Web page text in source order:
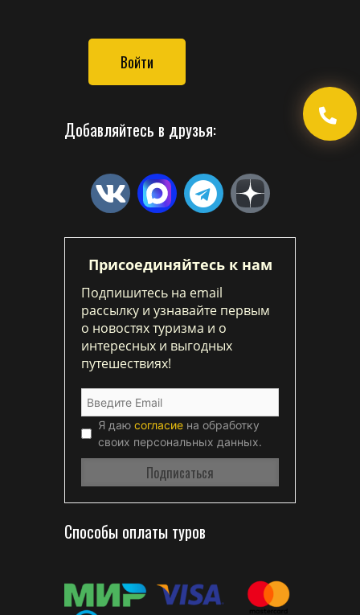
Войти
Добавляйтесь в друзья:
Присоединяйтесь к нам
Подпишитесь на email
рассылку и узнавайте первым
о новостях туризма и о
интересных и выгодных
путешествиях!
Я даю согласие на обработку
своих персональных данных.
Способы оплаты туров